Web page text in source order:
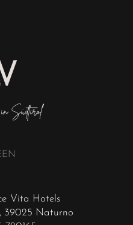
Vita Hotels
, 39025 Naturno
EN